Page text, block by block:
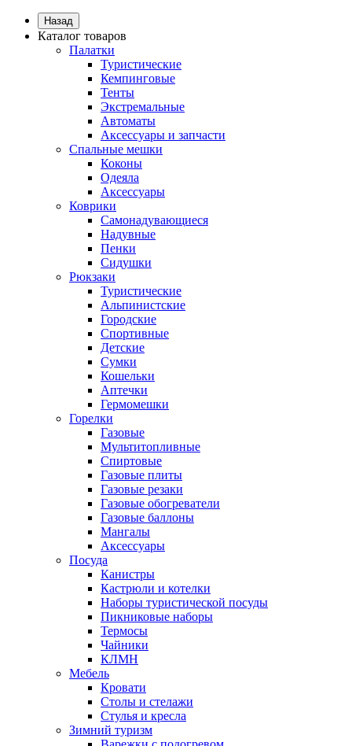
Назад
Каталог товаров
Палатки
Туристические
Кемпинговые
Тенты
Экстремальные
Автоматы
Аксессуары и запчасти
Спальные мешки
Коконы
Одеяла
Аксессуары
Коврики
Самонадувающиеся
Надувные
Пенки
Сидушки
Рюкзаки
Туристические
Альпинистские
Городские
Спортивные
Детские
Сумки
Кошельки
Аптечки
Гермомешки
Горелки
Газовые
Мультитопливные
Спиртовые
Газовые плиты
Газовые резаки
Газовые обогреватели
Газовые баллоны
Мангалы
Аксессуары
Посуда
Канистры
Кастрюли и котелки
Наборы туристической посуды
Пикниковые наборы
Термосы
Чайники
КЛМН
Мебель
Кровати
Столы и стелажи
Стулья и кресла
Зимний туризм